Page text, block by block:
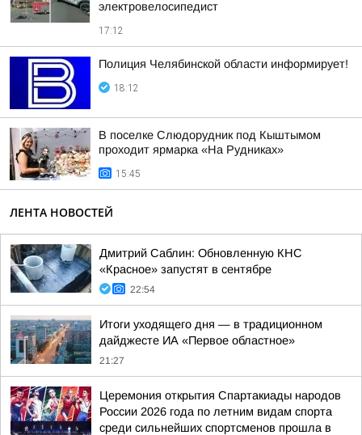
электровелосипедист
17:12
Полиция Челябинской области информирует!
18:12
В поселке Слюдорудник под Кыштымом
проходит ярмарка «На Рудниках»
15:45
ЛЕНТА НОВОСТЕЙ
Дмитрий Саблин: Обновленную КНС
«Красное» запустят в сентябре
22:54
Итоги уходящего дня — в традиционном
дайджесте ИА «Первое областное»
21:27
Церемония открытия Спартакиады народов
России 2026 года по летним видам спорта
среди сильнейших спортсменов прошла в